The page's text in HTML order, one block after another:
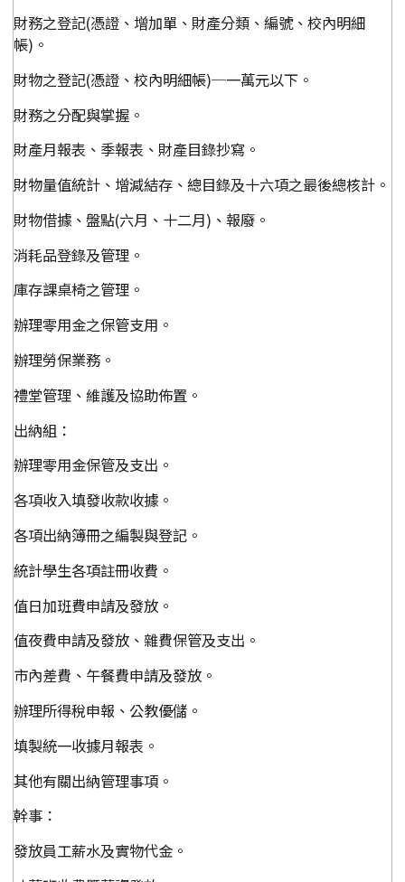
財務之登記(憑證、增加單、財產分類、編號、校內明細
帳)。
財物之登記(憑證、校內明細帳)─一萬元以下。
財務之分配與掌握。
財產月報表、季報表、財產目錄抄寫。
財物量值統計、增減結存、總目錄及十六項之最後總核計。
財物借據、盤點(六月、十二月)、報廢。
消耗品登錄及管理。
庫存課桌椅之管理。
辦理零用金之保管支用。
辦理勞保業務。
禮堂管理、維護及協助佈置。
出納組：
辦理零用金保管及支出。
各項收入填發收款收據。
各項出納簿冊之編製與登記。
統計學生各項註冊收費。
值日加班費申請及發放。
值夜費申請及發放、雜費保管及支出。
市內差費、午餐費申請及發放。
辦理所得稅申報、公教優儲。
填製統一收據月報表。
其他有關出納管理事項。
幹事：
發放員工薪水及實物代金。